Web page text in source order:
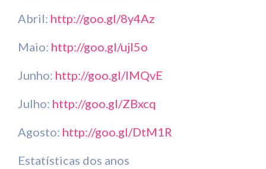
Abril: http://goo.gl/8y4Az
Maio: http://goo.gl/ujl5o
Junho: http://goo.gl/IMQvE
Julho: http://goo.gl/ZBxcq
Agosto: http://goo.gl/DtM1R
Estatísticas dos anos